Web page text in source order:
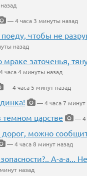
— 4 часа 3 минуты назад
чтобы не
назад
мраке заточенья,
часа 4 минуты назад
— 4 часа 5 минут назад
— 4 часа 7 минут
темном царстве
— 4
дорог, можно
— 4 часа 8 минут назад
А-а-а...
назад